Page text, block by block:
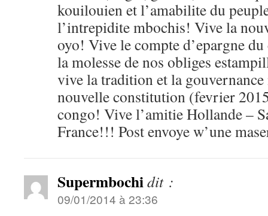
kouilouien et l’amabilite du
l’intrepidite mbochis! Vive la
oyo! Vive le compte d’epargne
la molesse de nos obliges
vive la tradition et la
nouvelle constitution (fevrier
congo! Vive l’amitie Hollande –
France!!! Post envoye w’une
Supermbochidit :
09/01/2014 à 23:36